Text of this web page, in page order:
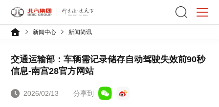
新闻中心 新闻简讯
交通运输部：车辆需记录储存自动驾驶失效前90秒
信息-南宫28官方网站
2026/02/13 分享到